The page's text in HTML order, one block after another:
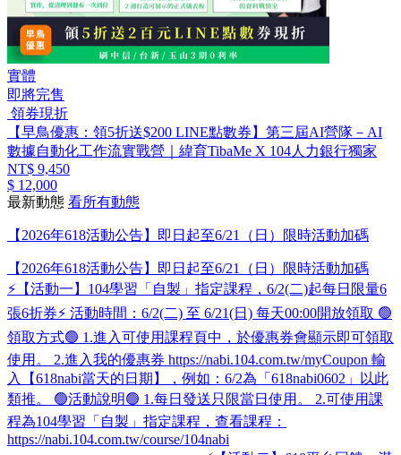
實體
即將完售
領券現折
【早鳥優惠：領5折送$200 LINE點數券】第三屆AI營隊－AI
數據自動化工作流實戰營｜緯育TibaMe X 104人力銀行獨家
NT$ 9,450
$ 12,000
最新動態 看所有動態
【2026年618活動公告】即日起至6/21（日）限時活動加碼
【2026年618活動公告】即日起至6/21（日）限時活動加碼
⚡【活動一】104學習「自製」​指定課程，6/2(二)起每日限量6
張6折券⚡ 活動時間：6/2(二) 至 6/21(日) 每天00:00開放領取 🟢
領取方式🟢 1.進入可使用課程頁中，於優惠券會顯示即可領取
使用。 2.進入我的優惠券 https://nabi.104.com.tw/myCoupon 輸
入【618nabi當天的日期】，例如：6/2為「618nabi0602」以此
類推。 🟢活動說明🟢 1.每日發送只限當日使用。 2.可使用課
程為104學習「自製」​指定課程，查看課程：
https://nabi.104.com.tw/course/104nabi